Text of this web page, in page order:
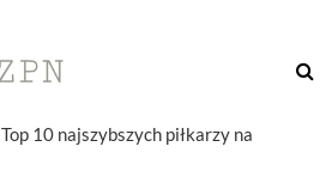
Top 10 najszybszych piłkarzy na